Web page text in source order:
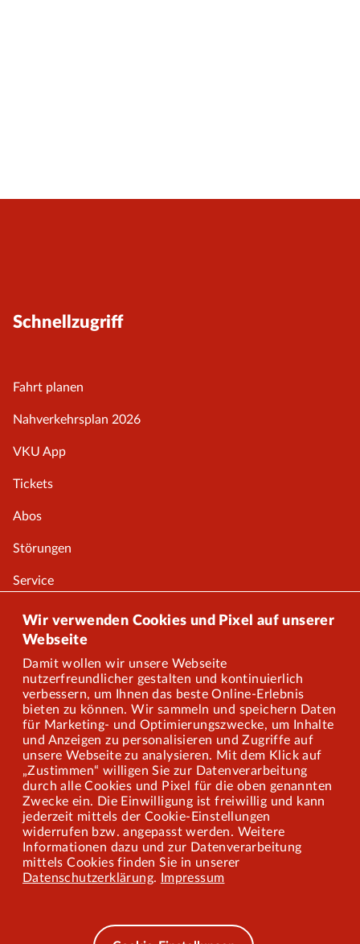
Wir verwenden Cookies und Pixel auf unserer
Webseite
Damit wollen wir unsere Webseite
nutzerfreundlicher gestalten und kontinuierlich
verbessern, um Ihnen das beste Online-Erlebnis
bieten zu können. Wir sammeln und speichern Daten
für Marketing- und Optimierungszwecke, um Inhalte
und Anzeigen zu personalisieren und Zugriffe auf
unsere Webseite zu analysieren. Mit dem Klick auf
„Zustimmen“ willigen Sie zur Datenverarbeitung
durch alle Cookies und Pixel für die oben genannten
Zwecke ein. Die Einwilligung ist freiwillig und kann
jederzeit mittels der Cookie-Einstellungen
widerrufen bzw. angepasst werden. Weitere
Informationen dazu und zur Datenverarbeitung
mittels Cookies finden Sie in unserer
Datenschutzerklärung. Impressum
Schnellzugriff
Fahrt planen
Nahverkehrsplan 2026
VKU App
Tickets
Abos
Störungen
Service
Onlineshop
Über uns
Karriere
Presse
Mitarbeiterportal
Barrierefreiheit
Mobilität lernen